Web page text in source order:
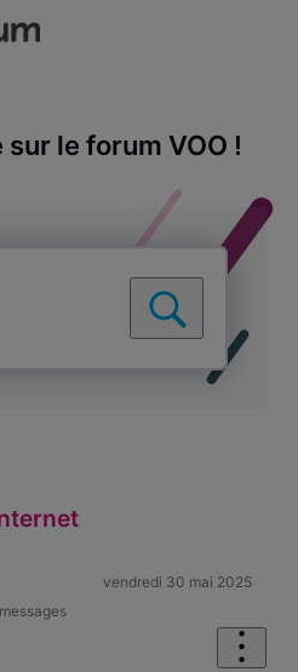
sur le forum VOO !
messages
vendredi 30 mai 2025